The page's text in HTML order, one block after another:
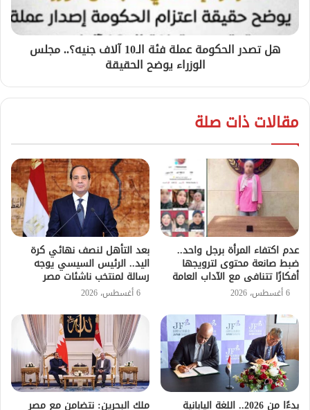
هل تصدر الحكومة عملة فئة الـ10 آلاف جنيه؟.. مجلس
الوزراء يوضح الحقيقة
مقالات ذات صلة
عدم اكتفاء المرأة برجل واحد..
ضبط صانعة محتوى لترويجها
أفكارًا تتنافى مع الآداب العامة
6 أغسطس، 2026
بعد التأهل لنصف نهائي كرة
اليد.. الرئيس السيسي يوجه
رسالة لمنتخب ناشئات مصر
6 أغسطس، 2026
بدءًا من 2026.. اللغة اليابانية ملك البحرين: نتضامن مع مصر